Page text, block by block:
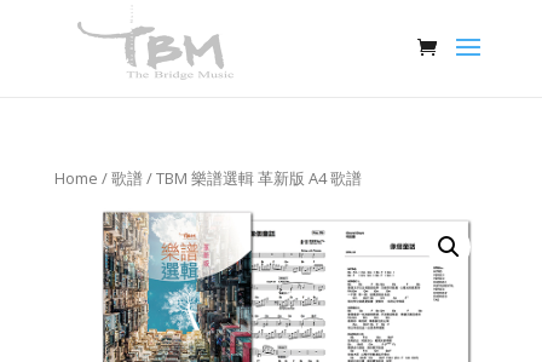
Home /歌譜/ TBM 樂譜選輯 革新版 A4 歌譜